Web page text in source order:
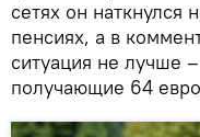
сетях он наткнулся
пенсиях, а в
ситуация не лучше
получающие 64